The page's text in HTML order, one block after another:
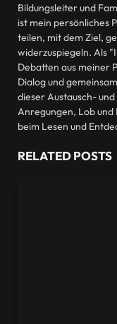
Bildungsleiter und
ist mein persönliches
teilen, mit dem Ziel,
widerzuspiegeln. Als
Debatten aus meiner
Dialog und
dieser Austausch-
Anregungen, Lob
beim Lesen und
RELATEDPOSTS